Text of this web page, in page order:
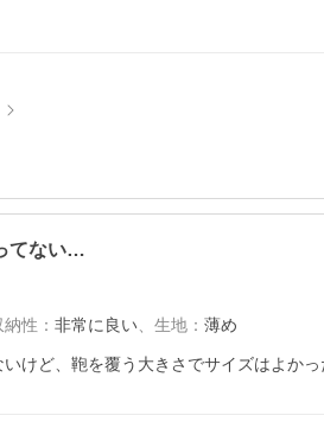
てない…
納性 ： 非常に良い、 生地 ： 薄め
けど、鞄を覆う大きさでサイズはよか